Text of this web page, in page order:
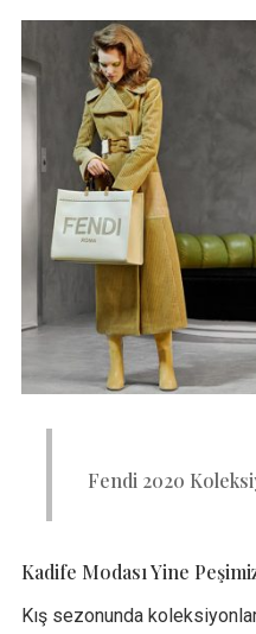
Fendi 2020
Kadife Modası Yine
Kış sezonunda